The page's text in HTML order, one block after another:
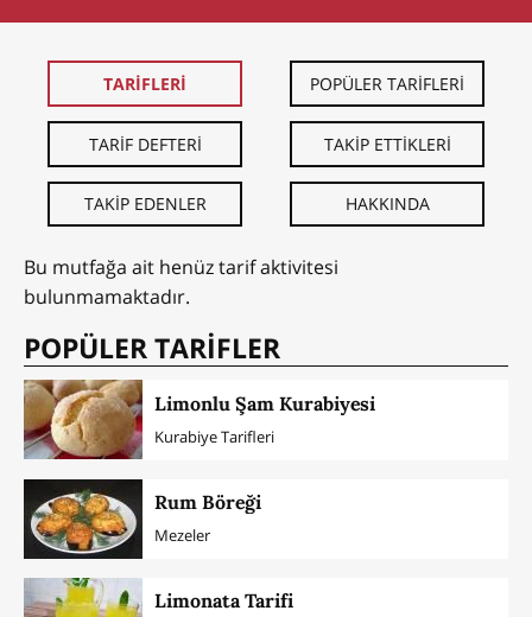
TARİFLERİ POPÜLER TARİFLERİ
TARİF DEFTERİ TAKİP ETTİKLERİ
TAKİP EDENLER HAKKINDA
Bu mutfağa ait henüz tarif aktivitesi
bulunmamaktadır.
POPÜLER TARİFLER
Limonlu Şam Kurabiyesi
Kurabiye Tarifleri
Rum Böreği
Mezeler
Limonata Tarifi